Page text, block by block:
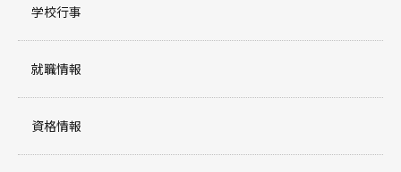
学校行事
就職情報
資格情報